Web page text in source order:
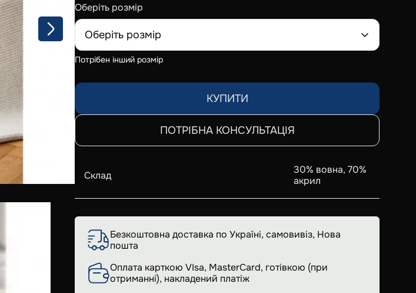
Оберіть розмір
Оберіть розмір
Потрібен інший розмір
КУПИТИ
ПОТРІБНА КОНСУЛЬТАЦІЯ
Склад
30% вовна, 70%
акрил
Безкоштовна доставка по Україні, самовивіз, Нова
пошта
Оплата карткою VIsa, MasterCard, готівкою (при
отриманні), накладений платіж